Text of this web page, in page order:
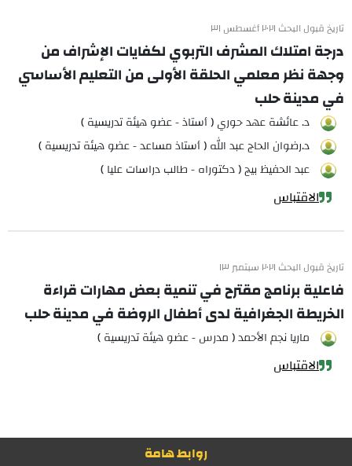
تاريخ قبول البحث ٢٠٢١ أغسطس ٣١
درجة امتلاك المشرف التربوي لكفايات الإشراف من
وجهة نظر معلمي الحلقة الأولى من التعليم الأساسي
في مدينة حلب
د. عائشة عهد حوري ( أستاذ - عضو هيئة تدريسية )
د.رضوان الحاج عبد الله ( أستاذ مساعد - عضو هيئة تدريسية )
عبد الحفيظ بيج ( دكتوراه - طالب دراسات عليا )
الاقتباس
تاريخ قبول البحث ٢٠٢١ سبتمبر ١٣
فاعلية برنامج مقترح في تنمية بعض مهارات قراءة
الخريطة الجغرافية لدى أطفال الروضة في مدينة حلب
ماريا نجم الأحمد ( مدرس - عضو هيئة تدريسية )
الاقتباس
روابط هامة